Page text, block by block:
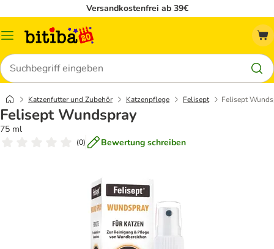
Versandkostenfrei ab 39€
Menü
Suchen
Katzenfutter und Zubehör Katzenpflege Felisept Felisept
Felisept Wundspray
75 ml
(0) Bewertung schreiben